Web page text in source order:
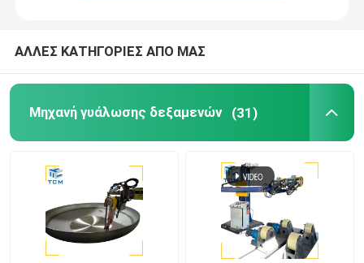
ΑΛΛΕΣ ΚΑΤΗΓΟΡΙΕΣ ΑΠΟ ΜΑΣ
Μηχανή γυάλωσης δεξαμενών (31)